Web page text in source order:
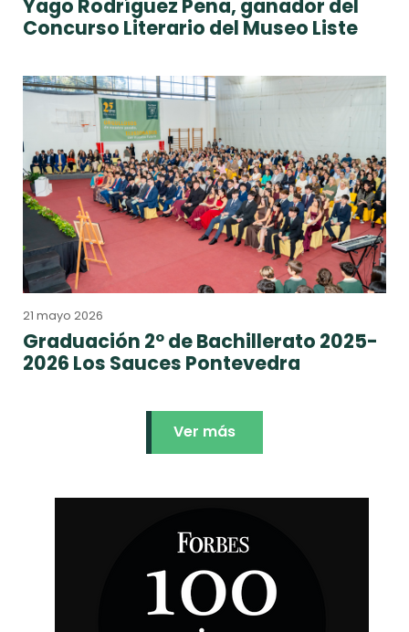
Yago Rodríguez Pena, ganador del
Concurso Literario del Museo Liste
21 mayo 2026
Graduación 2º de Bachillerato 2025-
2026 Los Sauces Pontevedra
Ver más